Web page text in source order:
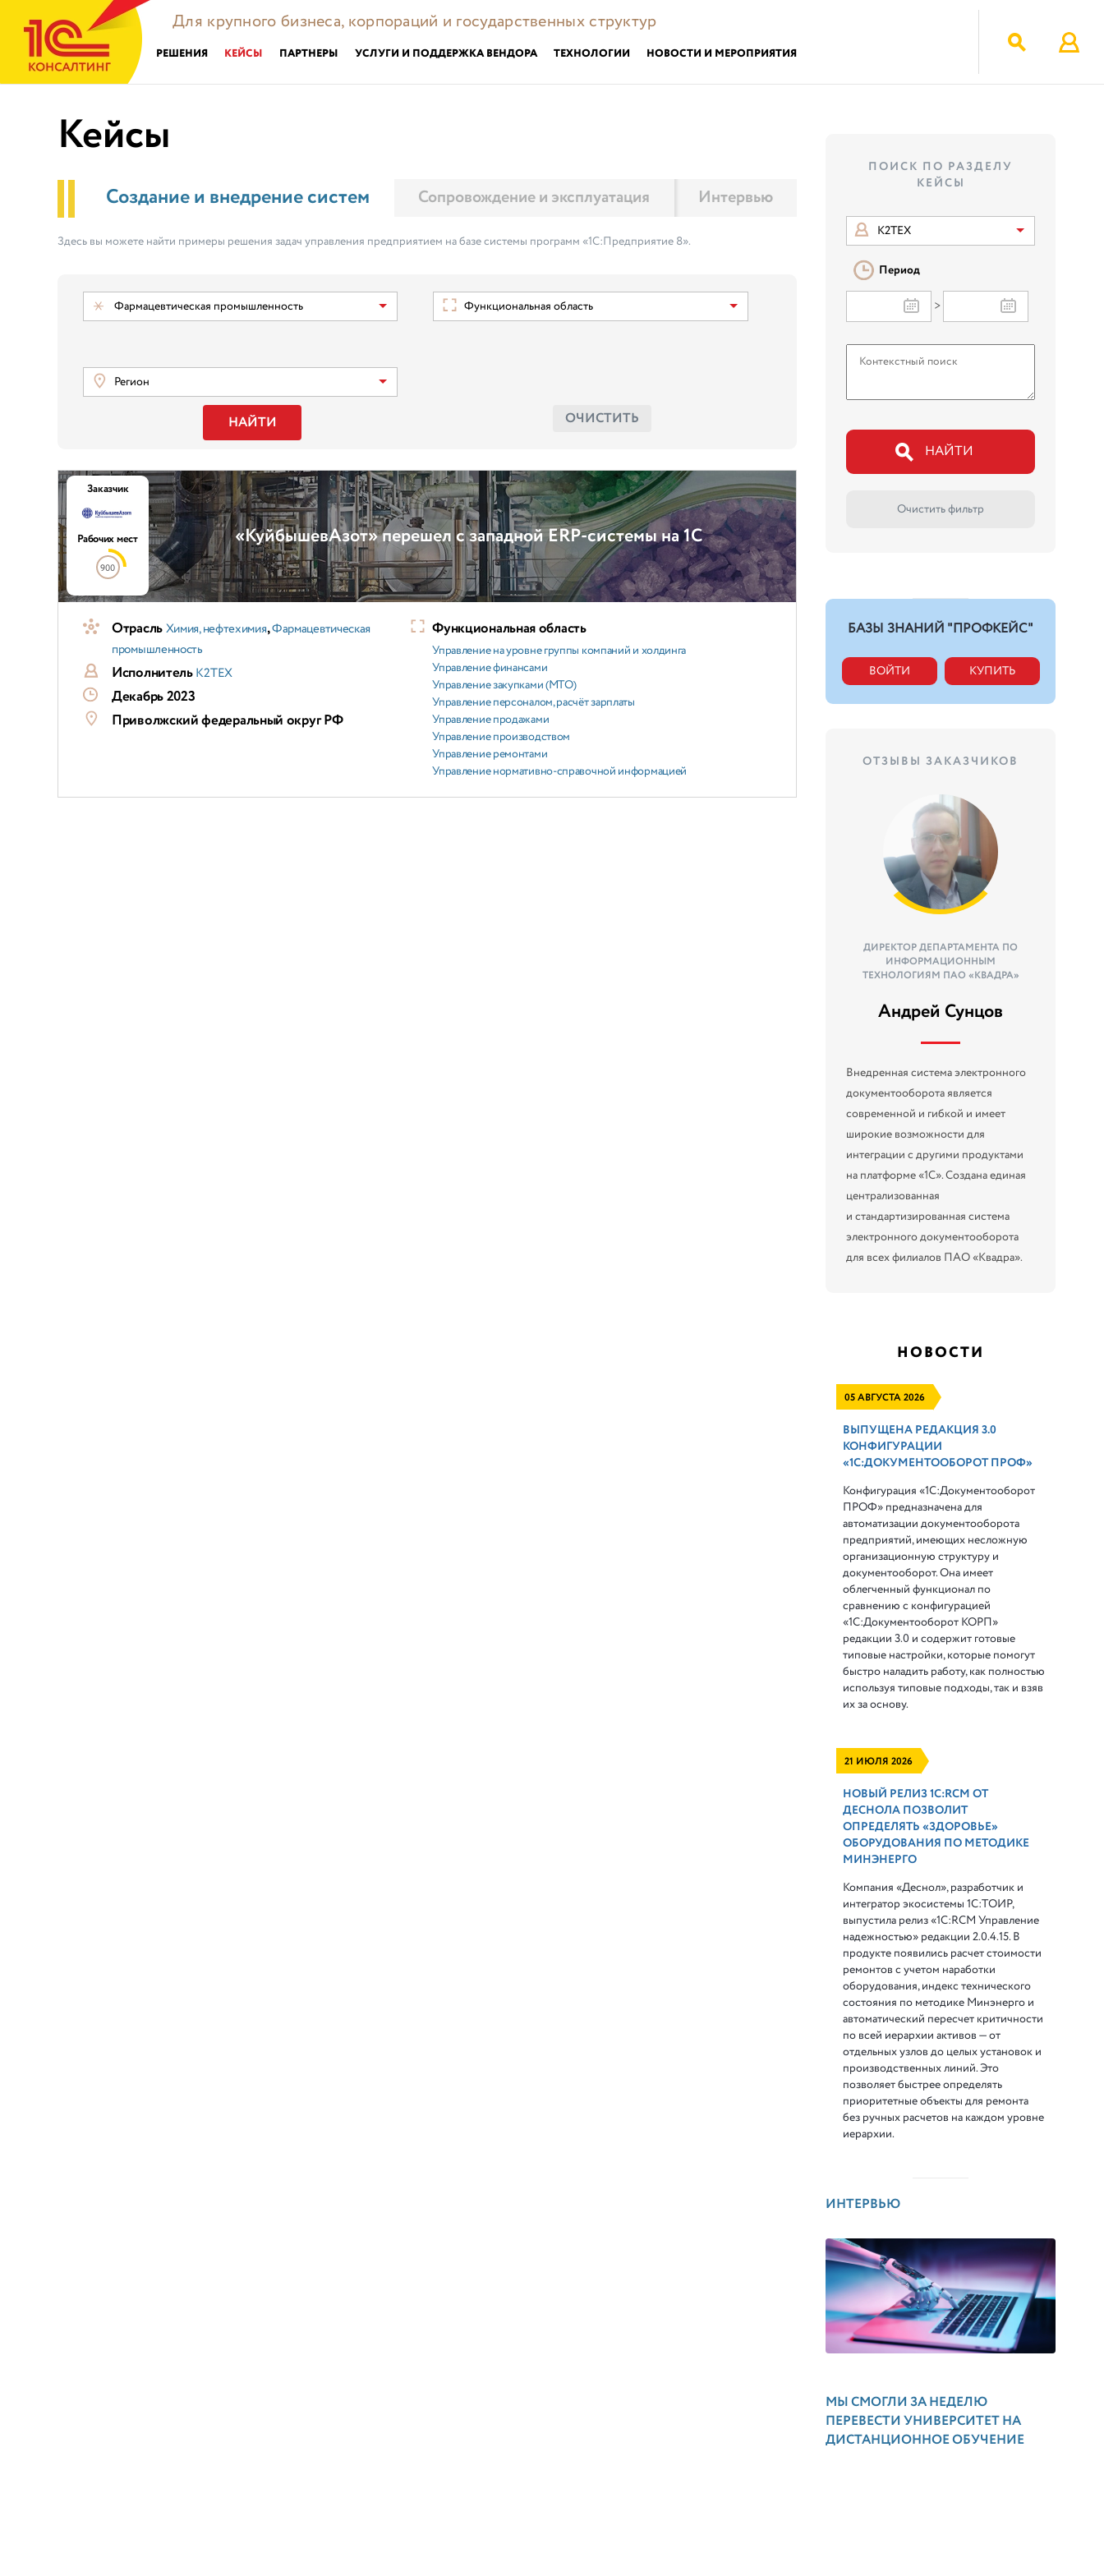
Для крупного бизнеса, корпораций и государственных структур
РЕШЕНИЯ КЕЙСЫ ПАРТНЕРЫ УСЛУГИ И ПОДДЕРЖКА ВЕНДОРА ТЕХНОЛОГИИ НОВОСТИ И МЕРОПРИЯТИЯ
Кейсы
Создание и внедрение систем Сопровождение и эксплуатация Интервью
Здесь вы можете найти примеры решения задач управления предприятием на базе системы программ «1С:Предприятие 8».
Фармацевтическая промышленность
Регион
Функциональная область
НАЙТИ ОЧИСТИТЬ
«КуйбышевАзот» перешел с западной ERP-системы на 1С
Заказчик
Рабочих мест
900
ОтрасльХимия, нефтехимия,Фармацевтическая
промышленность
ИсполнительК2ТЕХ
Декабрь 2023
Приволжский федеральный округ РФ
Функциональная область
Управление на уровне группы компаний и холдинга
Управление финансами
Управление закупками (МТО)
Управление персоналом, расчёт зарплаты
Управление продажами
Управление производством
Управление ремонтами
Управление нормативно-справочной информацией
ПОИСК ПО РАЗДЕЛУ
КЕЙСЫ
К2ТЕХ
Период
>
НАЙТИ
Очистить фильтр
БАЗЫ ЗНАНИЙ "ПРОФКЕЙС"
ВОЙТИ КУПИТЬ
ОТЗЫВЫ ЗАКАЗЧИКОВ
ДИРЕКТОР ДЕПАРТАМЕНТА ПО
ИНФОРМАЦИОННЫМ
ТЕХНОЛОГИЯМ ПАО «КВАДРА»
Андрей Сунцов
Внедренная система электронного
документооборота является
современной и гибкой и имеет
широкие возможности для
интеграции с другими продуктами
на платформе «1С». Создана единая
централизованная
и стандартизированная система
электронного документооборота
для всех филиалов ПАО «Квадра».
НОВОСТИ
05 АВГУСТА 2026
ВЫПУЩЕНА РЕДАКЦИЯ 3.0
КОНФИГУРАЦИИ
«1С:ДОКУМЕНТООБОРОТ ПРОФ»
Конфигурация «1С:Документооборот
ПРОФ» предназначена для
автоматизации документооборота
предприятий, имеющих несложную
организационную структуру и
документооборот. Она имеет
облегченный функционал по
сравнению с конфигурацией
«1С:Документооборот КОРП»
редакции 3.0 и содержит готовые
типовые настройки, которые помогут
быстро наладить работу, как полностью
используя типовые подходы, так и взяв
их за основу.
21 ИЮЛЯ 2026
НОВЫЙ РЕЛИЗ 1С:RCM ОТ
ДЕСНОЛА ПОЗВОЛИТ
ОПРЕДЕЛЯТЬ «ЗДОРОВЬЕ»
ОБОРУДОВАНИЯ ПО МЕТОДИКЕ
МИНЭНЕРГО
Компания «Деснол», разработчик и
интегратор экосистемы 1С:ТОИР,
выпустила релиз «1С:RCM Управление
надежностью» редакции 2.0.4.15. В
продукте появились расчет стоимости
ремонтов с учетом наработки
оборудования, индекс технического
состояния по методике Минэнерго и
автоматический пересчет критичности
по всей иерархии активов — от
отдельных узлов до целых установок и
производственных линий. Это
позволяет быстрее определять
приоритетные объекты для ремонта
без ручных расчетов на каждом уровне
иерархии.
ИНТЕРВЬЮ
МЫ СМОГЛИ ЗА НЕДЕЛЮ
ПЕРЕВЕСТИ УНИВЕРСИТЕТ НА
ДИСТАНЦИОННОЕ ОБУЧЕНИЕ